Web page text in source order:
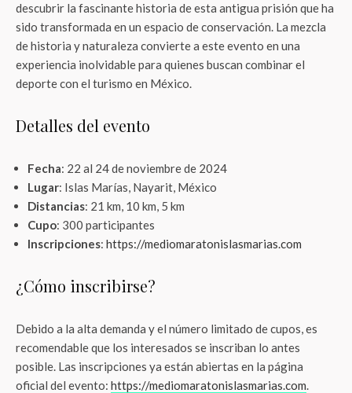
descubrir la fascinante historia de esta antigua prisión que ha
sido transformada en un espacio de conservación. La mezcla
de historia y naturaleza convierte a este evento en una
experiencia inolvidable para quienes buscan combinar el
deporte con el turismo en México.
Detalles del evento
Fecha: 22 al 24 de noviembre de 2024
Lugar: Islas Marías, Nayarit, México
Distancias: 21 km, 10 km, 5 km
Cupo: 300 participantes
Inscripciones: https://mediomaratonislasmarias.com
¿Cómo inscribirse?
Debido a la alta demanda y el número limitado de cupos, es
recomendable que los interesados se inscriban lo antes
posible. Las inscripciones ya están abiertas en la página
oficial del evento: https://mediomaratonislasmarias.com.